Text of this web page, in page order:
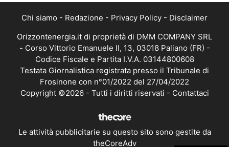
Chi siamo - Redazione - Privacy Policy - Disclaimer
Orizzontenergia.it di proprietà di DMM COMPANY SRL
- Corso Vittorio Emanuele II, 13, 03018 Paliano (FR) -
Codice Fiscale e Partita I.V.A. 03144800608
Testata Giornalistica registrata presso il Tribunale di
Frosinone con n°01/2022 del 27/04/2022
Copyright ©2026 - Tutti i diritti riservati - Contattaci
Le attività pubblicitarie su questo sito sono gestite da
theCoreAdv